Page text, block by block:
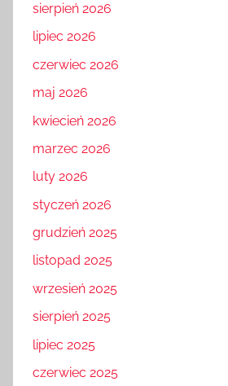
sierpień 2026
lipiec 2026
czerwiec 2026
maj 2026
kwiecień 2026
marzec 2026
luty 2026
styczeń 2026
grudzień 2025
listopad 2025
wrzesień 2025
sierpień 2025
lipiec 2025
czerwiec 2025